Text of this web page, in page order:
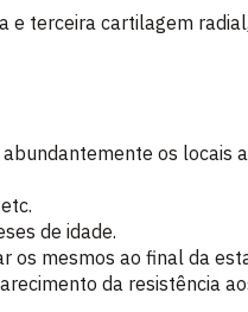
e terceira cartilagem
os locais
de idade.
os mesmos ao final da
da resistência